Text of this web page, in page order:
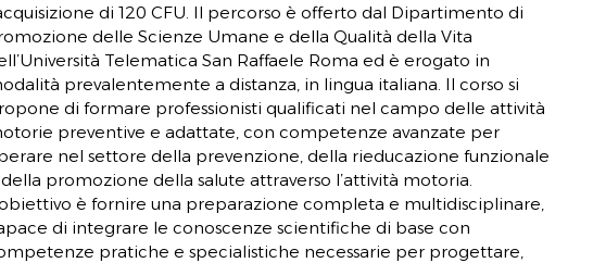
di 120 CFU. Il percorso è offerto dal Dipartimento di
delle Scienze Umane e della Qualità della Vita
Telematica San Raffaele Roma ed è erogato in
prevalentemente a distanza, in lingua italiana. Il corso si
di formare professionisti qualificati nel campo delle attività
preventive e adattate, con competenze avanzate per
nel settore della prevenzione, della rieducazione funzionale
promozione della salute attraverso l’attività motoria.
è fornire una preparazione completa e multidisciplinare,
di integrare le conoscenze scientifiche di base con
pratiche e specialistiche necessarie per progettare,